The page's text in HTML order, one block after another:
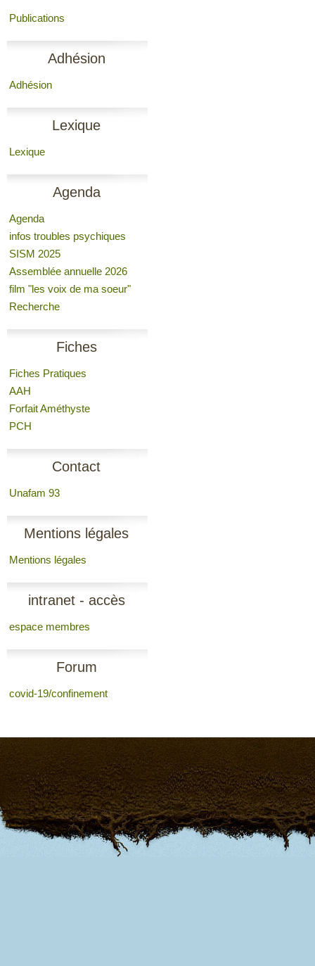
Publications
Adhésion
Adhésion
Lexique
Lexique
Agenda
Agenda
infos troubles psychiques
SISM 2025
Assemblée annuelle 2026
film "les voix de ma soeur"
Recherche
Fiches
Fiches Pratiques
AAH
Forfait Améthyste
PCH
Contact
Unafam 93
Mentions légales
Mentions légales
intranet - accès
membres
espace membres
Forum
covid-19/confinement